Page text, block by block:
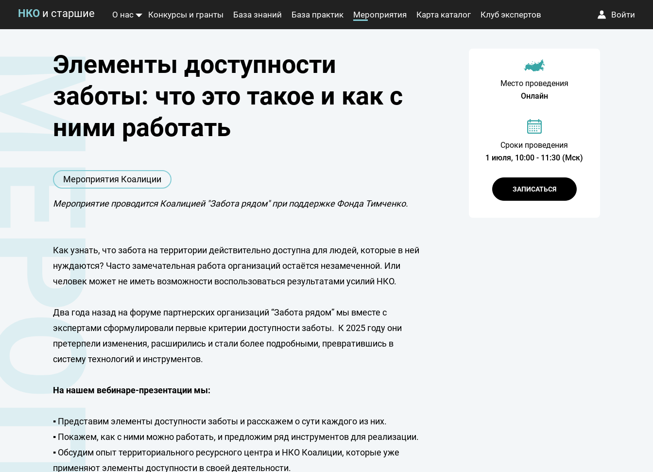
НКОи старшие
О нас
Новости
Конкурсы и гранты База знаний База практик Мероприятия Карта каталог Клуб экспертов Войти
Элементы доступности
заботы: что это такое и как с
ними работать
Мероприятия Коалиции
Мероприятие проводится Коалицией "Забота рядом" при поддержке Фонда Тимченко.
Как узнать, что забота на территории действительно доступна для людей, которые в ней
нуждаются? Часто замечательная работа организаций остаётся незамеченной. Или
человек может не иметь возможности воспользоваться результатами усилий НКО.
Два года назад на форуме партнерских организаций “Забота рядом” мы вместе с
экспертами сформулировали первые критерии доступности заботы. К 2025 году они
претерпели изменения, расширились и стали более подробными, превратившись в
систему технологий и инструментов.
На нашем вебинаре-презентации мы:
▪️ Представим элементы доступности заботы и расскажем о сути каждого из них.
▪️ Покажем, как с ними можно работать, и предложим ряд инструментов для реализации.
▪️ Обсудим опыт территориального ресурсного центра и НКО Коалиции, которые уже
применяют элементы доступности в своей деятельности.
Место проведения
Онлайн
Сроки проведения
1 июля, 10:00 - 11:30 (Мск)
ЗАПИСАТЬСЯ